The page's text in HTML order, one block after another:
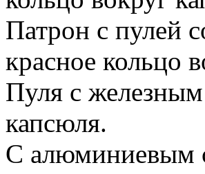
Патрон с пулей
красное кольцо
Пуля с железным
капсюля.
С алюминиевым